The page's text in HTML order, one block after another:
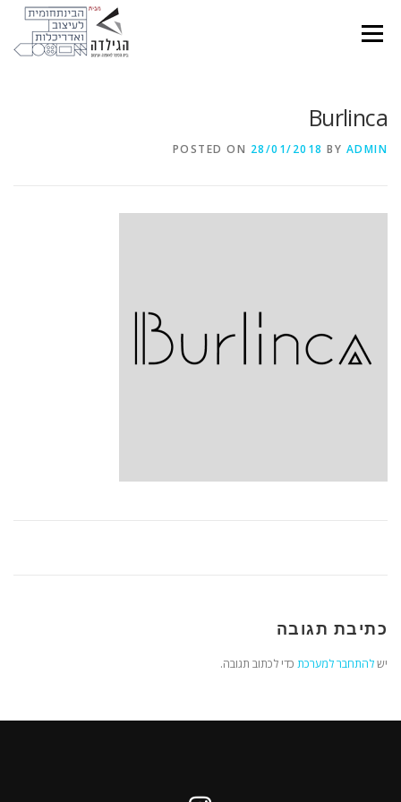
content
Menu
Burlinca
POSTED ON 28/01/2018 BY ADMIN
כתיבת תגובה
ישלהתחבר למערכת כדי לכתוב תגובה.